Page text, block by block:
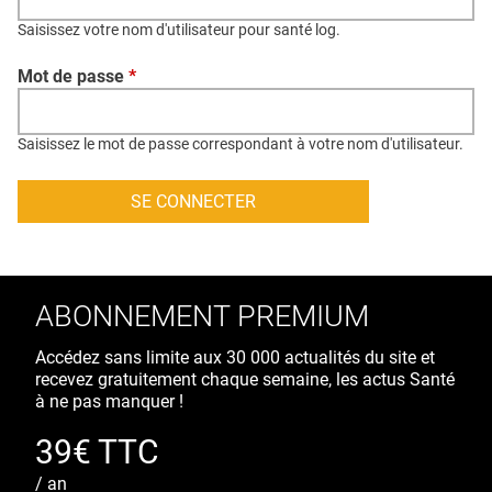
CONTACT
CRÉDITS
Saisissez votre nom d'utilisateur pour santé log.
Mot de passe *
Saisissez le mot de passe correspondant à votre nom d'utilisateur.
ABONNEMENT PREMIUM
Accédez sans limite aux 30 000 actualités du site et
recevez gratuitement chaque semaine, les actus Santé
à ne pas manquer !
39€ TTC
/ an